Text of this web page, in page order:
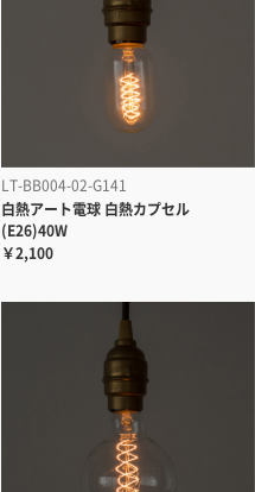
LT-BB004-02-G141
白熱アート電球 白熱カプセル
(E26)40W
￥2,100